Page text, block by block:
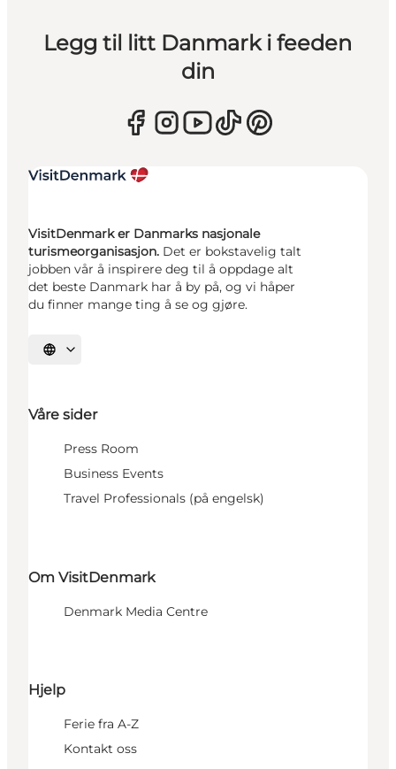
Legg til litt Danmark i feeden
din
VisitDenmark er Danmarks nasjonale
turismeorganisasjon. Det er bokstavelig talt
jobben vår å inspirere deg til å oppdage alt
det beste Danmark har å by på, og vi håper
du finner mange ting å se og gjøre.
Velg språk
Våre sider
Press Room
Business Events
Travel Professionals (på engelsk)
Om VisitDenmark
Denmark Media Centre
Hjelp
Ferie fra A-Z
Kontakt oss